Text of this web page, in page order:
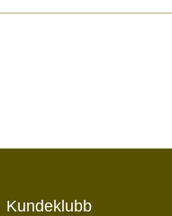
Kundeklubb